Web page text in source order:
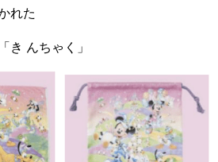
れた
き んちゃく」